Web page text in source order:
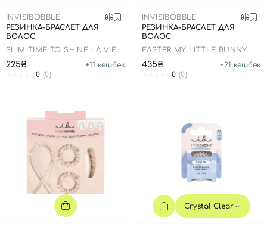
Кремы для тела с SPF
Миниатюры
Карбокситерапия
Бьюти Гаджеты
Специальный уход
Для детей
Для мужчин
Дезодоранты
Интимный уход
Автозагар
INVISIBOBBLE
РЕЗИНКА-БРАСЛЕТ ДЛЯ
ВОЛОС
SLIM TIME TO SHINE LA VIE
225₴ +11 кешбек
0 (0)
INVISIBOBBLE
РЕЗИНКА-БРАСЛЕТ ДЛЯ
ВОЛОС
EASTER MY LITTLE BUNNY
435₴ +21 кешбек
0 (0)
Crystal Clear